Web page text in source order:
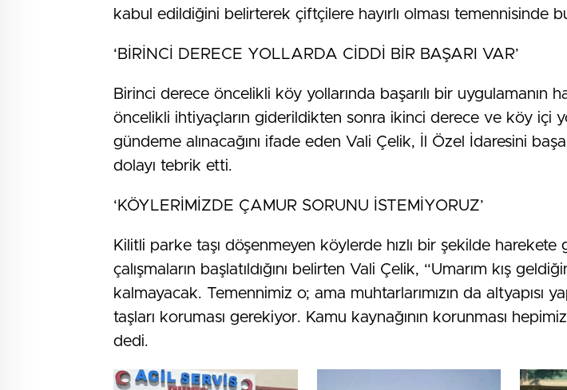
kabul edildiğini belirterek çiftçilere hayırlı olması temennisinde
‘BİRİNCİ DERECE YOLLARDA CİDDİ BİR BAŞARI VAR’
Birinci derece öncelikli köy yollarında başarılı bir uygulamanın
öncelikli ihtiyaçların giderildikten sonra ikinci derece ve köy içi
gündeme alınacağını ifade eden Vali Çelik, İl Özel İdaresini
dolayı tebrik etti.
‘KÖYLERİMİZDE ÇAMUR SORUNU İSTEMİYORUZ’
Kilitli parke taşı döşenmeyen köylerde hızlı bir şekilde harekete
çalışmaların başlatıldığını belirten Vali Çelik, “Umarım kış
kalmayacak. Temennimiz o; ama muhtarlarımızın da altyapısı
taşları koruması gerekiyor. Kamu kaynağının korunması
dedi.